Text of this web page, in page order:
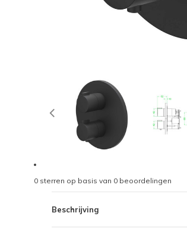
0 sterren op basis van 0 beoordelingen
Beschrijving